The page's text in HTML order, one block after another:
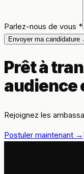
Parlez-nous de vous *
Envoyer ma candidature
Prêt à
audience
Rejoignez les
Postuler maintenant →